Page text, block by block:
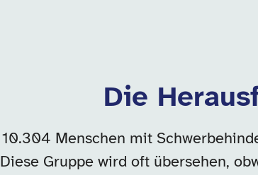
Die
Menschen mit
Diese Gruppe wird oft übersehen,